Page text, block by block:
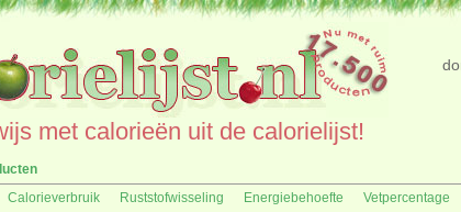
met calorieën uit de calorielijst!
Calorieverbruik Ruststofwisseling Energiebehoefte Vetpercentage